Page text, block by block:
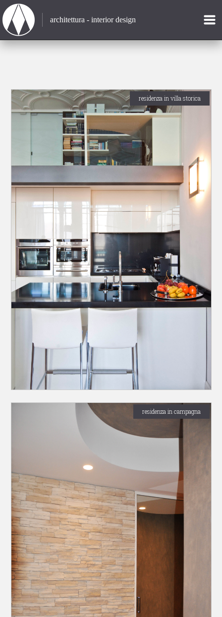
architettura - interior design
residenza in villa storica
residenza in campagna